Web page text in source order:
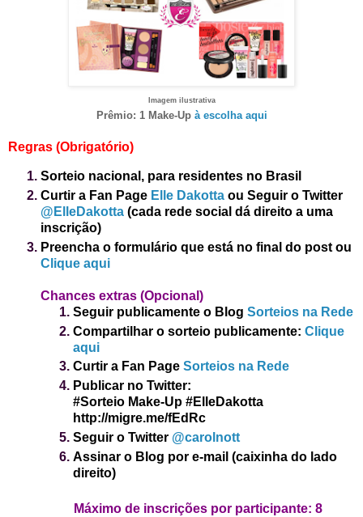
Imagem ilustrativa
Prêmio: 1 Make-Up à escolha aqui
Regras (Obrigatório)
Sorteio nacional, para residentes no Brasil
Curtir a Fan Page Elle Dakotta ou Seguir o Twitter
@ElleDakotta (cada rede social dá direito a uma
inscrição)
Preencha o formulário que está no final do post ou
Clique aqui
Chances extras (Opcional)
Seguir publicamente o Blog Sorteios na Rede
Compartilhar o sorteio publicamente: Clique
aqui
Curtir a Fan Page Sorteios na Rede
Publicar no Twitter:
#Sorteio Make-Up #ElleDakotta
http://migre.me/fEdRc
Seguir o Twitter @carolnott
Assinar o Blog por e-mail (caixinha do lado
direito)
Máximo de inscrições por participante: 8